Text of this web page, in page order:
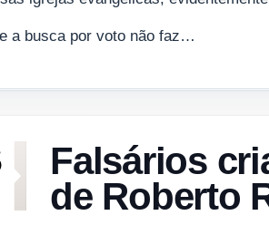
a busca por voto não faz…
Falsários
de Roberto